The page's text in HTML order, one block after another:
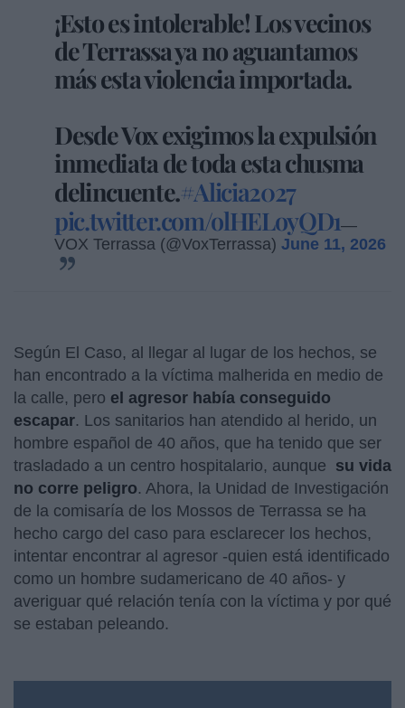
¡Esto es intolerable! Los vecinos
de Terrassa ya no aguantamos
más esta violencia importada.
Desde Vox exigimos la expulsión
inmediata de toda esta chusma
delincuente.#Alicia2027
pic.twitter.com/olHELoyQD1—
VOX Terrassa (@VoxTerrassa) June 11, 2026
Según El Caso, al llegar al lugar de los hechos, se
han encontrado a la víctima malherida en medio de
la calle, pero el agresor había conseguido
escapar. Los sanitarios han atendido al herido, un
hombre español de 40 años, que ha tenido que ser
trasladado a un centro hospitalario, aunque su vida
no corre peligro. Ahora, la Unidad de Investigación
de la comisaría de los Mossos de Terrassa se ha
hecho cargo del caso para esclarecer los hechos,
intentar encontrar al agresor -quien está identificado
como un hombre sudamericano de 40 años- y
averiguar qué relación tenía con la víctima y por qué
se estaban peleando.